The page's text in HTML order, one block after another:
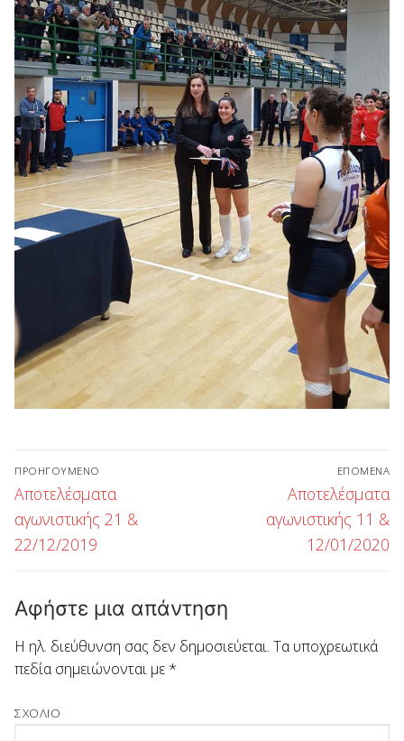
Πλοήγηση
άρθρων
ΠΡΟΗΓΟΎΜΕΝΟ
Προηγούμενο
άρθρο:
Αποτελέσματα
αγωνιστικής 21 &
22/12/2019
ΕΠΌΜΕΝΑ
Επόμενο
άρθρο:
Αποτελέσματα
αγωνιστικής 11 &
12/01/2020
Αφήστε μια απάντηση
Η ηλ. διεύθυνση σας δεν δημοσιεύεται. Τα υποχρεωτικά
πεδία σημειώνονται με *
ΣΧΌΛΙΟ